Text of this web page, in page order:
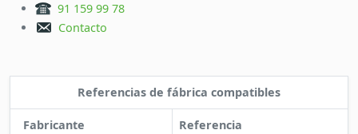
91 159 99 78
Contacto
Referencias de fábrica compatibles
Fabricante Referencia